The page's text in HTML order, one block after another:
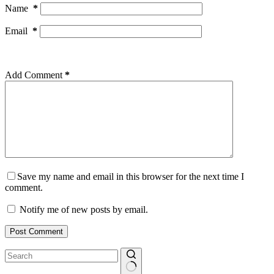
Name *
Email *
Add Comment *
Save my name and email in this browser for the next time I
comment.
Notify me of new posts by email.
Post Comment